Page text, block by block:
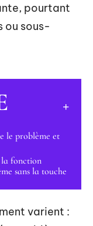
pourtant
ou sous-
le problème et
fonction
sans la touche
varient :